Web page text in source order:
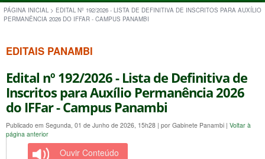
PÁGINA INICIAL > EDITAL Nº 192/2026 - LISTA DE DEFINITIVA DE INSCRITOS PARA AUXÍLIO
PERMANÊNCIA 2026 DO IFFAR - CAMPUS PANAMBI
EDITAIS PANAMBI
Edital nº 192/2026 - Lista de Definitiva de
Inscritos para Auxílio Permanência 2026
do IFFar - Campus Panambi
Publicado em Segunda, 01 de Junho de 2026, 15h28 | por Gabinete Panambi | Voltar à
página anterior
Ouvir Conteúdo